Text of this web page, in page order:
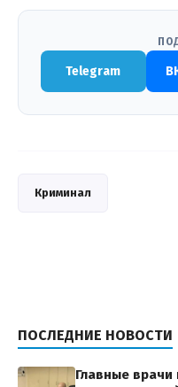
Telegram
Криминал
ПОСЛЕДНИЕ НОВОСТИ
Главные врачи